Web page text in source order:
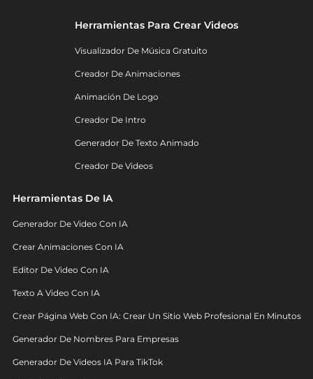
Herramientas Para Crear Videos
Visualizador De Música Gratuito
Creador De Animaciones
Animación De Logo
Creador De Intro
Generador De Texto Animado
Creador De Videos
Herramientas De IA
Generador De Video Con IA
Crear Animaciones Con IA
Editor De Video Con IA
Texto A Video Con IA
Crear Página Web Con IA: Crear Un Sitio Web Profesional En Minutos
Generador De Nombres Para Empresas
Generador De Videos IA Para TikTok